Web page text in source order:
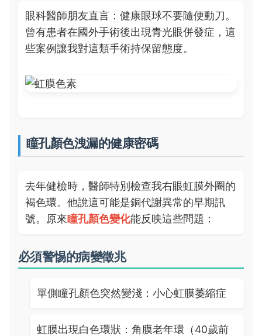
眼科醫師朋友直言：健康眼球不要隨便動刀。
曾有患者在國外手術後出現青光眼併發症，這
些案例讓我對這類手術持保留態度。
瞳孔顏色洩漏的健康密碼
去年健檢時，醫師特別檢查我右眼虹膜外圈的
褐色環。他說這可能是銅代謝異常的早期訊
號。原來瞳孔顏色變化能反映這些問題：
必須警惕的病變徵兆
單側瞳孔顏色突然變淺：小心虹膜萎縮症
虹膜出現白色環狀：角膜老年環（40歲前